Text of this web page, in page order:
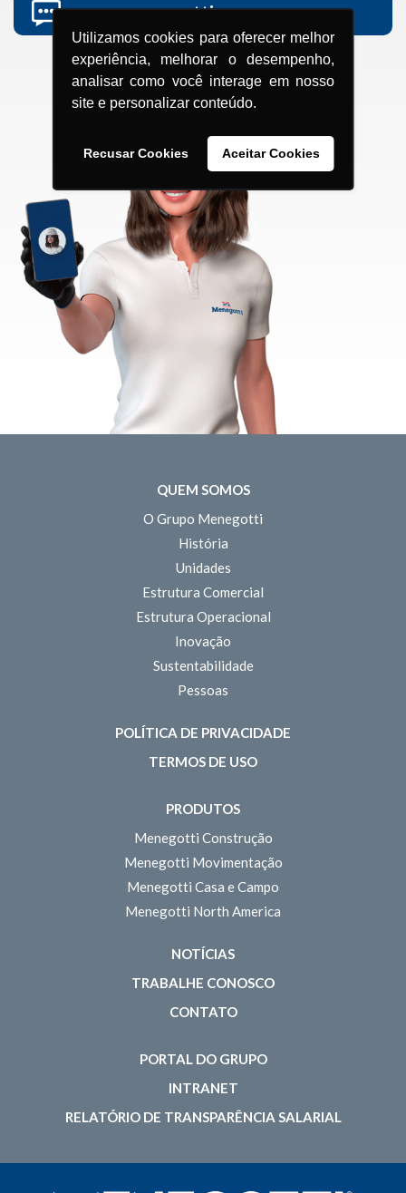
Utilizamos cookies para oferecer melhor
experiência, melhorar o desempenho,
analisar como você interage em nosso
site e personalizar conteúdo.
Recusar Cookies Aceitar Cookies
grupomenegotti.com
QUEM SOMOS
O Grupo Menegotti
História
Unidades
Estrutura Comercial
Estrutura Operacional
Inovação
Sustentabilidade
Pessoas
POLÍTICA DE PRIVACIDADE
TERMOS DE USO
PRODUTOS
Menegotti Construção
Menegotti Movimentação
Menegotti Casa e Campo
Menegotti North America
NOTÍCIAS
TRABALHE CONOSCO
CONTATO
PORTAL DO GRUPO
INTRANET
RELATÓRIO DE TRANSPARÊNCIA SALARIAL